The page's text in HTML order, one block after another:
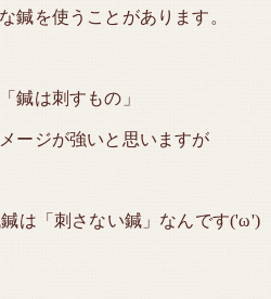
鍼を使うことがあります。
「鍼は刺すもの」
ージが強いと思いますが
は「刺さない鍼」なんです('ω')